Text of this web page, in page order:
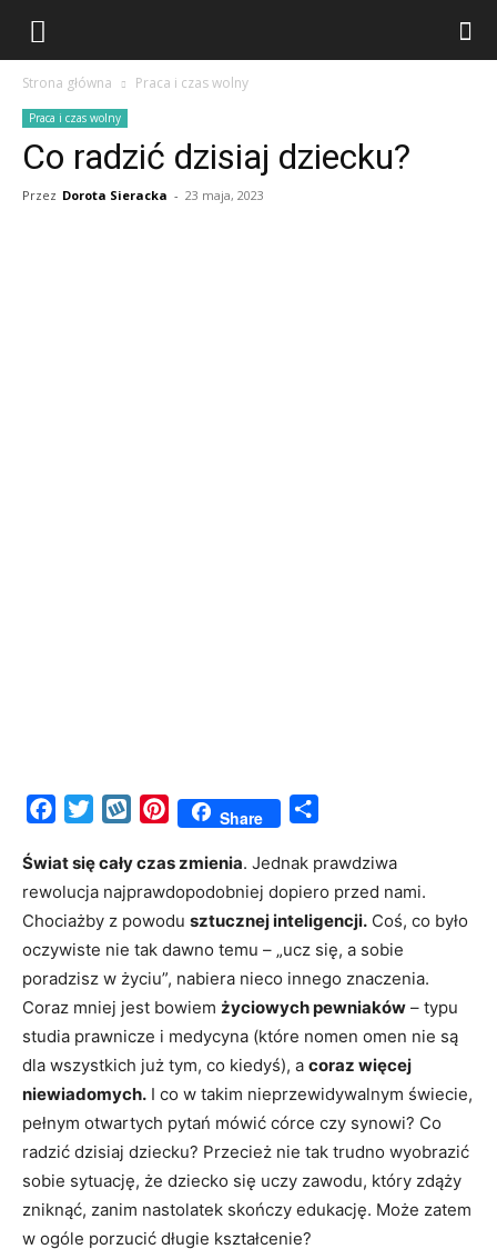
Strona główna Praca i czas wolny
Praca i czas wolny
Co radzić dzisiaj dziecku?
Przez Dorota Sieracka - 23 maja, 2023
FacebookTwitterWykopPinterestShare
Świat się cały czas zmienia. Jednak prawdziwa
rewolucja najprawdopodobniej dopiero przed nami.
Chociażby z powodu sztucznej inteligencji. Coś, co było
oczywiste nie tak dawno temu – „ucz się, a sobie
poradzisz w życiu”, nabiera nieco innego znaczenia.
Coraz mniej jest bowiem życiowych pewniaków – typu
studia prawnicze i medycyna (które nomen omen nie są
dla wszystkich już tym, co kiedyś), a coraz więcej
niewiadomych. I co w takim nieprzewidywalnym świecie,
pełnym otwartych pytań mówić córce czy synowi? Co
radzić dzisiaj dziecku? Przecież nie tak trudno wyobrazić
sobie sytuację, że dziecko się uczy zawodu, który zdąży
zniknąć, zanim nastolatek skończy edukację. Może zatem
w ogóle porzucić długie kształcenie?